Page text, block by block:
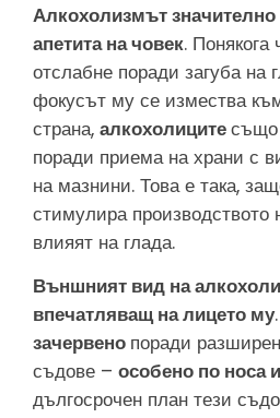
Алкохолизмът
апетита на човек.
отслабне поради загуба на
фокусът му се измества
страна, алкохолицитесъщо
поради приема на храни с
на мазнини. Това е така,
стимулира производството
влияят на глада.
Външният вид на
впечатляващ на лицето му
зачервено поради
съдове – особено по носа
дългосрочен план тези